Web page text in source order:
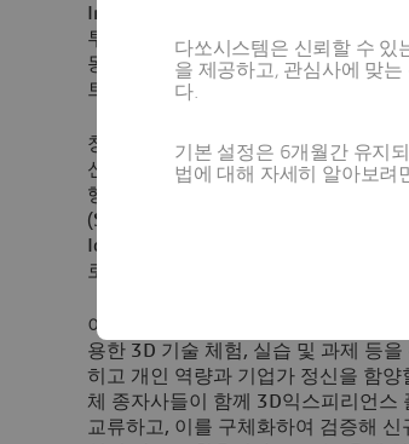
Innovation Competency Center)’ 운
투자 협약식은 지난 15일 창원대학
동 본부장, 창원대학교 이재현 산학
트제조혁신선도대학사업단 조영태
창원대학교 GICC는 산학 연계를 통
신을 지원하고자 설립되었다. 스마트
행할 수 있는 디지털 연속성을 기반으
(Smart Manufacturing Training
Ideation Lab, IIL) ▲디지털 트윈실
로 구성된다.
이번 협력에 따라 창원대학교 재학생
용한 3D 기술 체험, 실습 및 과제 등
히고 개인 역량과 기업가 정신을 함양
체 종자사들이 함께 3D익스피리언스
교류하고, 이를 구체화하여 검증해
다쏘시스템은 신뢰할 수 있
을 제공하고, 관심사에 맞
다.
기본 설정은 6개월간 유지
법에 대해 자세히 알아보려